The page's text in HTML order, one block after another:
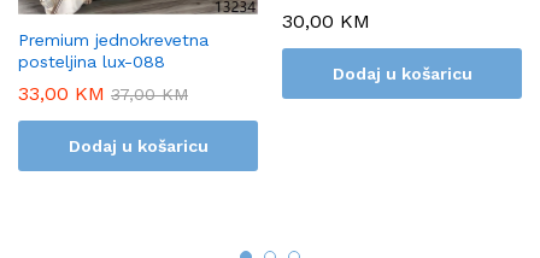
Premium jednokrevetna
posteljina lux-088
33,00 KM 37,00KM
Dodaj u košaricu
30,00 KM
Dodaj u košaricu